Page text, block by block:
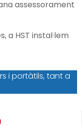
assessorament
a HST instal·lem
i portàtils, tant a